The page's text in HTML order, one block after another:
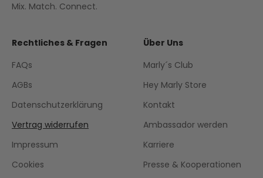
Mix. Match. Connect.
Rechtliches & Fragen
FAQs
AGBs
Datenschutzerklärung
Vertrag widerrufen
Impressum
Cookies
Über Uns
Marly´s Club
Hey Marly Store
Kontakt
Ambassador werden
Karriere
Presse & Kooperationen